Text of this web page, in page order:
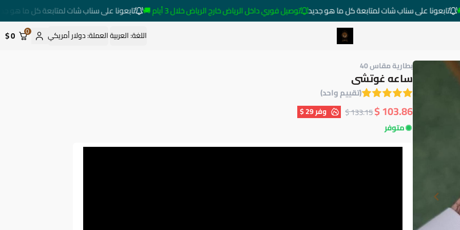
تابعونا على سناب شات لمتابعة كل ما هو جديد توصيل فوري داخل الرياض خارج الرياض خلال 3 أيام 🚚 تابعونا على سناب شات لمتابعة كل ما هو جديد
متجر ساعات رومانس اللغة:العربيةالعملة:دولار أمريكي 0
0 $
بطارية مقاس 40
ساعه غوتشى
(تقييم واحد)
103.86 $
133.15 $ وفر29 $
متوفر